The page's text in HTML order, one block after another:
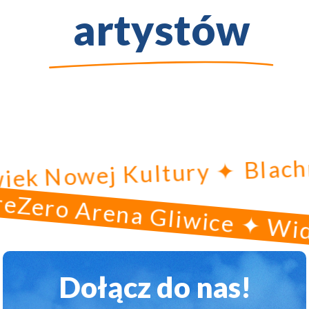
artystów
Nowej Kultury ✦
Gliwice ✦
Dołącz do nas!